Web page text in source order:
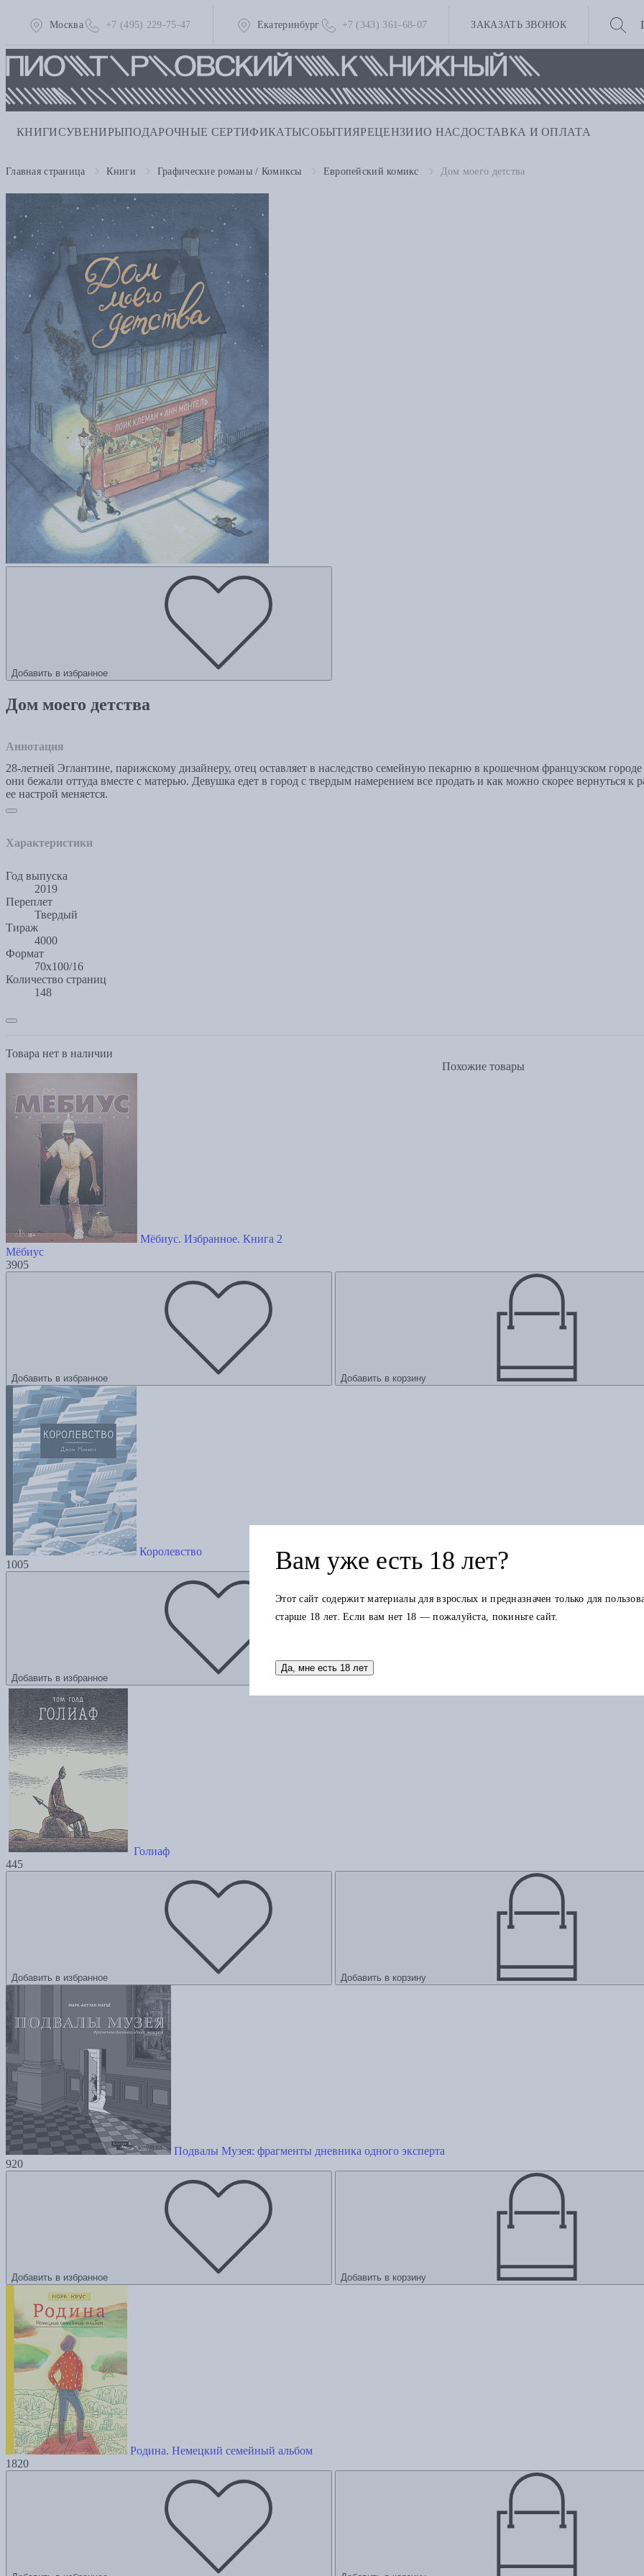
Москва +7 (495) 229-75-47 Екатеринбург +7 (343) 361-68-07 ЗАКАЗАТЬ ЗВОНОК
КНИГИСУВЕНИРЫПОДАРОЧНЫЕ СЕРТИФИКАТЫСОБЫТИЯРЕЦЕНЗИИО НАС ДОСТАВКА И ОПЛАТА
Главная страница Книги Графические романы / Комиксы Европейский комикс Дом моего детства
Добавить в избранное
Дом моего детства
Аннотация
28-летней Эглантине, парижскому дизайнеру, отец оставляет в наследство семейную пекарню в крошечном французском
они бежали оттуда вместе с матерью. Девушка едет в город с твердым намерением все продать и как можно скорее вернуться к
ее настрой меняется.
Характеристики
Год выпуска
2019
Переплет
Твердый
Тираж
4000
Формат
70х100/16
Количество страниц
148
Товара нет в наличии
Похожие товары
Мёбиус. Избранное. Книга 2
Мёбиус
3905
Добавить в избранное Добавить в корзину
Королевство
1005
Добавить в избранное Добавить в корзину
Голиаф
445
Добавить в избранное Добавить в корзину
Подвалы Музея: фрагменты дневника одного эксперта
920
Добавить в избранное Добавить в корзину
Родина. Немецкий семейный альбом
1820
Вам уже есть 18 лет?
Этот сайт содержит материалы для взрослых и предназначен только для
старше 18 лет. Если вам нет 18 — пожалуйста, покиньте сайт.
Да, мне есть 18 лет